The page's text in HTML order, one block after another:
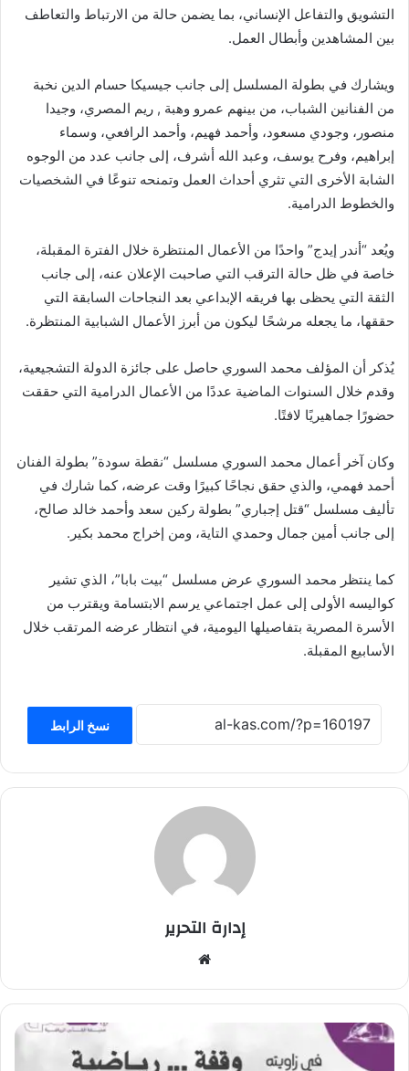
التشويق والتفاعل الإنساني، بما يضمن حالة من الارتباط والتعاطف
بين المشاهدين وأبطال العمل.
ويشارك في بطولة المسلسل إلى جانب جيسيكا حسام الدين نخبة
من الفنانين الشباب، من بينهم عمرو وهبة , ريم المصري، وجيدا
منصور، وجودي مسعود، وأحمد فهيم، وأحمد الرافعي، وسماء
إبراهيم، وفرح يوسف، وعبد الله أشرف، إلى جانب عدد من الوجوه
الشابة الأخرى التي تثري أحداث العمل وتمنحه تنوعًا في الشخصيات
والخطوط الدرامية.
ويُعد “أندر إيدج” واحدًا من الأعمال المنتظرة خلال الفترة المقبلة،
خاصة في ظل حالة الترقب التي صاحبت الإعلان عنه، إلى جانب
الثقة التي يحظى بها فريقه الإبداعي بعد النجاحات السابقة التي
حققها، ما يجعله مرشحًا ليكون من أبرز الأعمال الشبابية المنتظرة.
يُذكر أن المؤلف محمد السوري حاصل على جائزة الدولة التشجيعية،
وقدم خلال السنوات الماضية عددًا من الأعمال الدرامية التي حققت
حضورًا جماهيريًا لافتًا.
وكان آخر أعمال محمد السوري مسلسل “نقطة سودة” بطولة الفنان
أحمد فهمي، والذي حقق نجاحًا كبيرًا وقت عرضه، كما شارك في
تأليف مسلسل “قتل إجباري” بطولة ركين سعد وأحمد خالد صالح،
إلى جانب أمين جمال وحمدي التاية، ومن إخراج محمد بكير.
كما ينتظر محمد السوري عرض مسلسل “بيت بابا”، الذي تشير
كواليسه الأولى إلى عمل اجتماعي يرسم الابتسامة ويقترب من
الأسرة المصرية بتفاصيلها اليومية، في انتظار عرضه المرتقب خلال
الأسابيع المقبلة.
نسخ الرابط
إدارة التحرير
الوي
س